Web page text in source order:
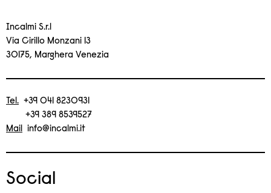
Incalmi S.r.l
Via Cirillo Monzani 13
30175, Marghera Venezia
Tel. +39 041 8230931
+39 389 8539527
Mail
info@incalmi.it
Social